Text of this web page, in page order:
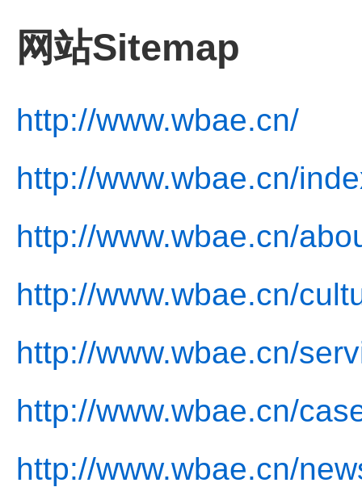
网站Sitemap
http://www.wbae.cn/
http://www.wbae.cn/
http://www.wbae.cn/
http://www.wbae.cn/
http://www.wbae.cn/
http://www.wbae.cn/
http://www.wbae.cn/